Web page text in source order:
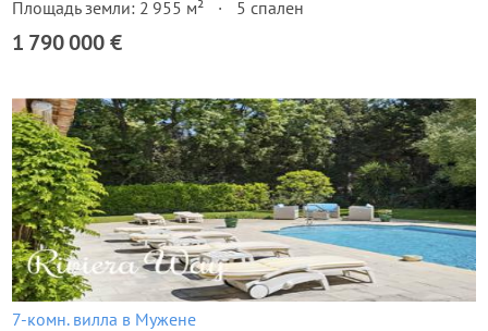
Площадь земли: 2 955 м²
5 спален
1 790 000 €
7-комн. вилла в Мужене